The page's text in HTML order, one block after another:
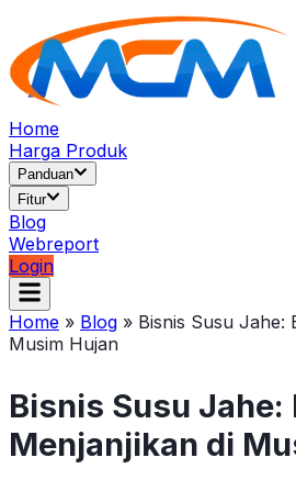
Home
Harga Produk
Panduan
Fitur
Blog
Webreport
Login
Home » Blog » Bisnis Susu Jahe:
Musim Hujan
Bisnis Susu Jahe:
Menjanjikan di